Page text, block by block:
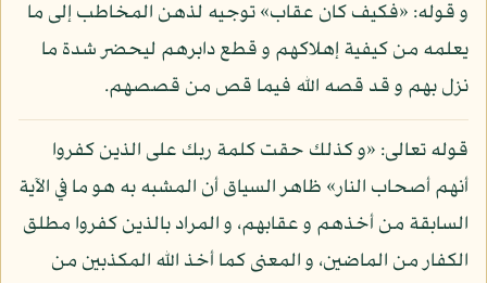
و قوله: «فكيف كان عقاب» توجيه لذهن المخاطب إلى ما
يعلمه من كيفية إهلاكهم و قطع دابرهم ليحضر شدة ما
نزل بهم و قد قصه الله فيما قص من قصصهم.
قوله تعالى: «و كذلك حقت كلمة ربك على الذين كفروا
أنهم أصحاب النار» ظاهر السياق أن المشبه به هو ما في الآية
السابقة من أخذهم و عقابهم، و المراد بالذين كفروا مطلق
الكفار من الماضين، و المعنى كما أخذ الله المكذبين من